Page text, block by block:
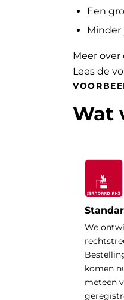
Een
Minder
Meer over
Lees de
Wat
We
komen
meteen